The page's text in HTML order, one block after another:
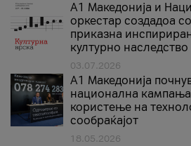
А1 Македонија и
оркестар создадоа
приказна
културно наследство
03.07.2026
A1 Македонија
национална
користење на
сообраќајот
18.05.2026